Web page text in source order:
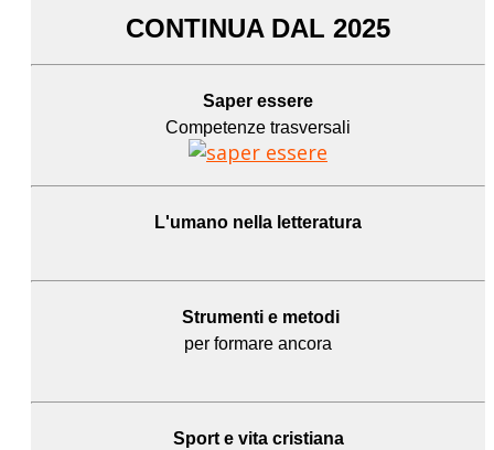
CONTINUA DAL 2025
Saper essere
Competenze trasversali
L'umano nella letteratura
Strumenti e metodi
per formare ancora
Sport e vita cristiana